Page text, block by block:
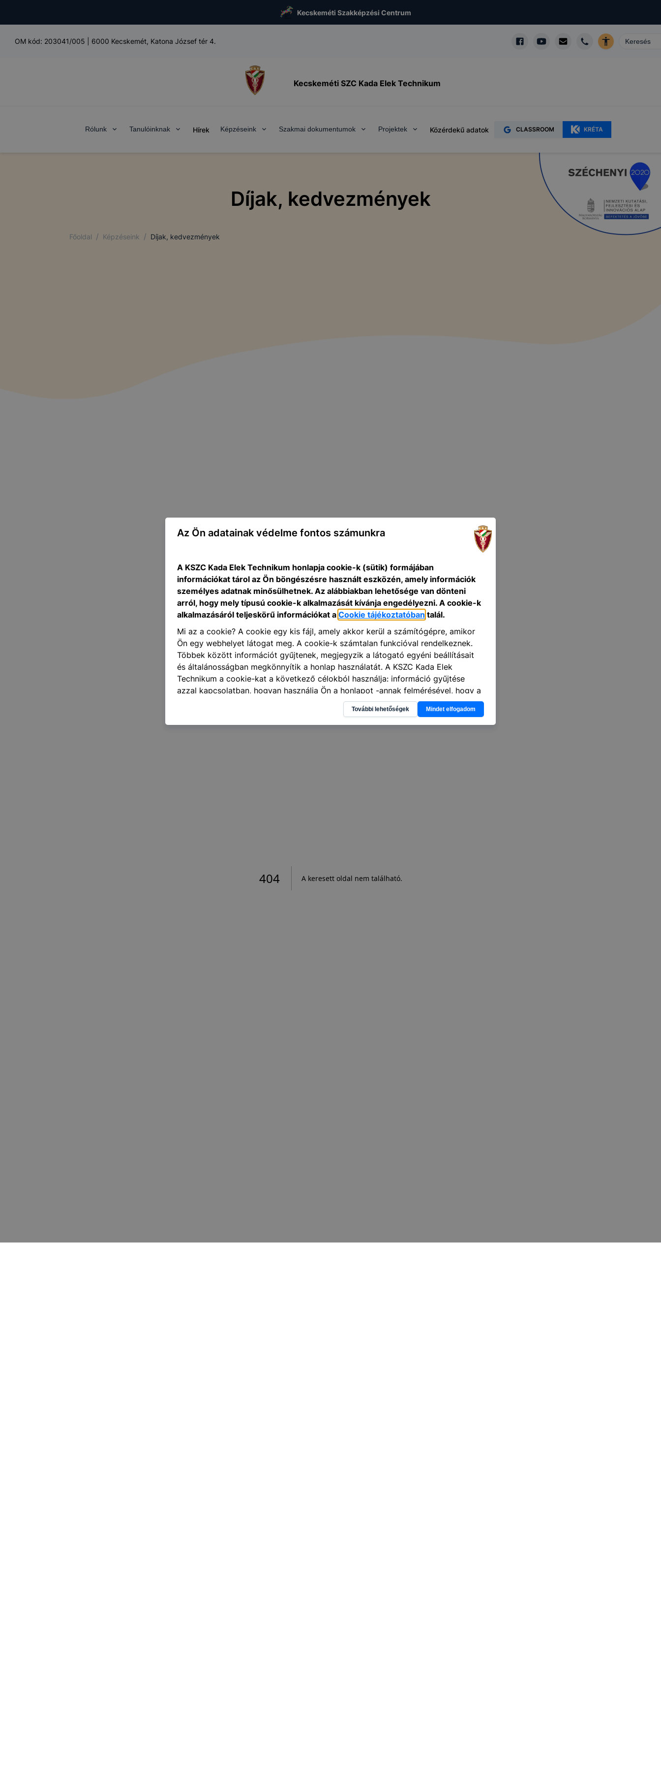
Kecskeméti Szakképzési Centrum
OM kód: 203041/005 6000 Kecskemét, Katona József tér 4.
Kecskeméti SZC Kada Elek Technikum
Rólunk Tanulóinknak Hírek Képzéseink Szakmai dokumentumok Projektek Közérdekű adatok CLASSROOM KRÉTA
Díjak, kedvezmények
Főoldal / Képzéseink / Díjak, kedvezmények
404 A keresett oldal nem található.
Az Ön adatainak védelme fontos számunkra
A KSZC Kada Elek Technikum honlapja cookie-k (sütik) formájában
információkat tárol az Ön böngészésre használt eszközén, amely információk
személyes adatnak minősülhetnek. Az alábbiakban lehetősége van dönteni
arról, hogy mely típusú cookie-k alkalmazását kívánja engedélyezni. A cookie-k
alkalmazásáról teljeskörű információkat a Cookie tájékoztatóban talál.
Mi az a cookie? A cookie egy kis fájl, amely akkor kerül a számítógépre, amikor
Ön egy webhelyet látogat meg. A cookie-k számtalan funkcióval rendelkeznek.
Többek között információt gyűjtenek, megjegyzik a látogató egyéni beállításait
és általánosságban megkönnyítik a honlap használatát. A KSZC Kada Elek
Technikum a cookie-kat a következő célokból használja: információ gyűjtése
azzal kapcsolatban, hogyan használja Ön a honlapot -annak felmérésével, hogy a
honlap melyik részeit látogatja, vagy használja leginkább, így megtudhatjuk,
hogyan biztosítsunk Önnek még jobb felhasználói élményt, ha ismét meglátogatja
oldalunkat, honlap fejlesztése. Hogyan ellenőrizheti és hogyan tudja kikapcsolni a
További lehetőségek Mindet elfogadom